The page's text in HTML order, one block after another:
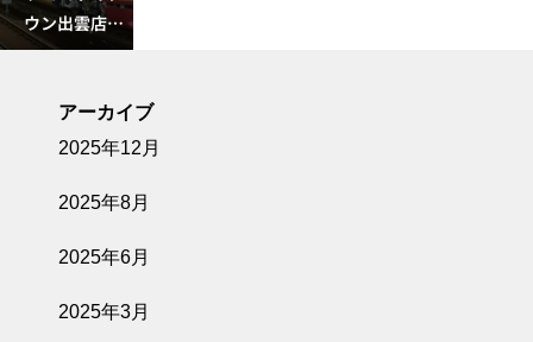
ウン出雲店の
口コミの真
脱毛サロン ラ
ココゆめタウ
ビュー＆評判
ラココ高崎オ
ミの真実！ル
ミクス脱毛サ
アーカイブ
2025年12月
2025年8月
2025年6月
2025年3月